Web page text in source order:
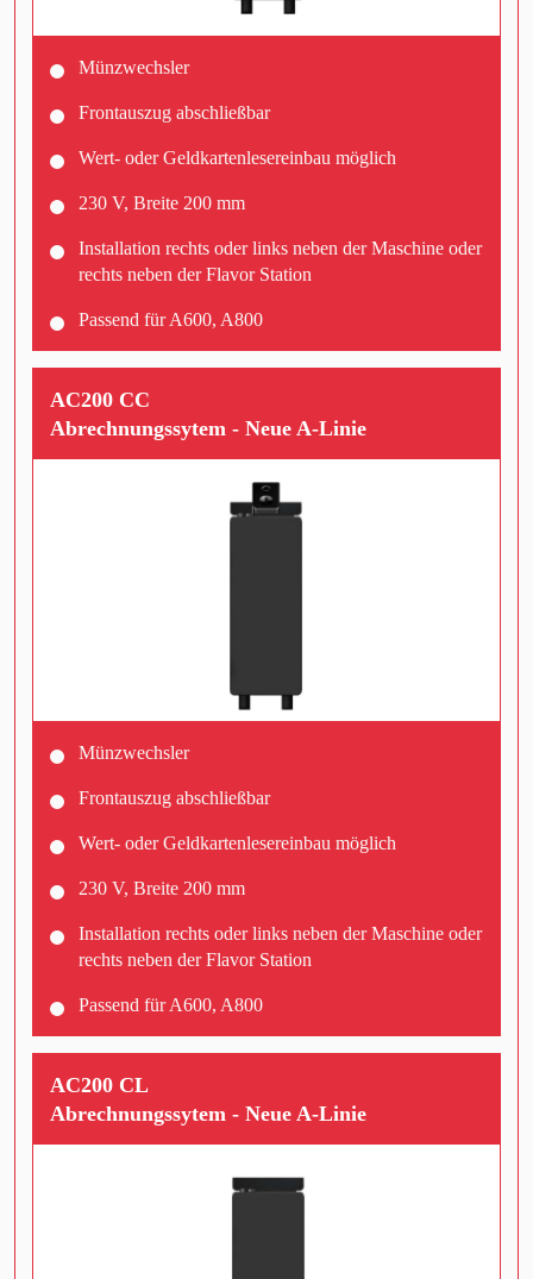
Münzwechsler
Frontauszug abschließbar
Wert- oder Geldkartenlesereinbau möglich
230 V, Breite 200 mm
Installation rechts oder links neben der Maschine oder
rechts neben der Flavor Station
Passend für A600, A800
AC200 CC
Abrechnungssytem - Neue A-Linie
Münzwechsler
Frontauszug abschließbar
Wert- oder Geldkartenlesereinbau möglich
230 V, Breite 200 mm
Installation rechts oder links neben der Maschine oder
rechts neben der Flavor Station
Passend für A600, A800
AC200 CL
Abrechnungssytem - Neue A-Linie